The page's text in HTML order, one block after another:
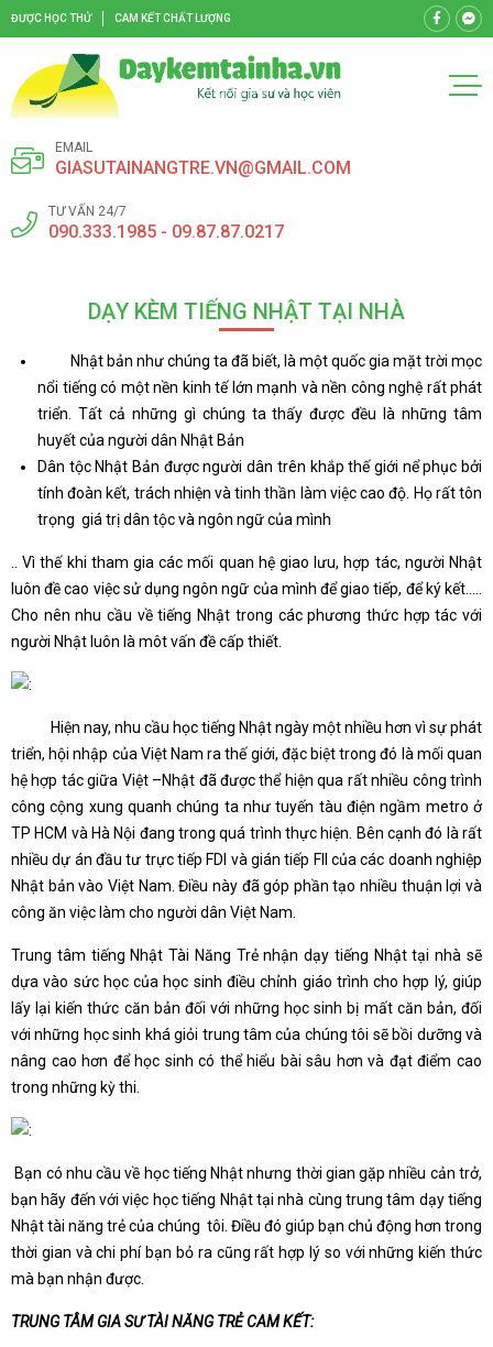
ĐƯỢC HỌC THỬ CAM KẾT CHẤT LƯỢNG
EMAIL
GIASUTAINANGTRE.VN@GMAIL.COM
TƯ VẤN 24/7
090.333.1985 - 09.87.87.0217
DẠY KÈM TIẾNG NHẬT TẠI NHÀ
Nhật bản như chúng ta đã biết, là một quốc gia mặt trời mọc
nổi tiếng có một nền kinh tế lớn mạnh và nền công nghệ rất phát
triển. Tất cả những gì chúng ta thấy được đều là những tâm
huyết của người dân Nhật Bản
Dân tộc Nhật Bản được người dân trên khắp thế giới nể phục bởi
tính đoàn kết, trách nhiện và tinh thần làm việc cao độ. Họ rất tôn
trọng giá trị dân tộc và ngôn ngữ của mình
.. Vì thế khi tham gia các mối quan hệ giao lưu, hợp tác, người Nhật
luôn đề cao việc sử dụng ngôn ngữ của mình để giao tiếp, để ký kết…..
Cho nên nhu cầu về tiếng Nhật trong các phương thức hợp tác với
người Nhật luôn là môt vấn đề cấp thiết.
Hiện nay, nhu cầu học tiếng Nhật ngày một nhiều hơn vì sự phát
triển, hội nhập của Việt Nam ra thế giới, đặc biệt trong đó là mối quan
hệ hợp tác giữa Việt –Nhật đã được thể hiện qua rất nhiều công trình
công cộng xung quanh chúng ta như tuyến tàu điện ngầm metro ở
TP HCM và Hà Nội đang trong quá trình thực hiện. Bên cạnh đó là rất
nhiều dự án đầu tư trực tiếp FDI và gián tiếp FII của các doanh nghiệp
Nhật bản vào Việt Nam. Điều này đã góp phần tạo nhiều thuận lợi và
công ăn việc làm cho người dân Việt Nam.
Trung tâm tiếng Nhật Tài Năng Trẻ nhận dạy tiếng Nhật tại nhà sẽ
dựa vào sức học của học sinh điều chỉnh giáo trình cho hợp lý, giúp
lấy lại kiến thức căn bản đối với những học sinh bị mất căn bản, đối
với những học sinh khá giỏi trung tâm của chúng tôi sẽ bồi dưỡng và
nâng cao hơn để học sinh có thể hiểu bài sâu hơn và đạt điểm cao
trong những kỳ thi.
Bạn có nhu cầu về học tiếng Nhật nhưng thời gian gặp nhiều cản trở,
bạn hãy đến với việc học tiếng Nhật tại nhà cùng trung tâm dạy tiếng
Nhật tài năng trẻ của chúng tôi. Điều đó giúp bạn chủ động hơn trong
thời gian và chi phí bạn bỏ ra cũng rất hợp lý so với những kiến thức
mà bạn nhận được.
TRUNG TÂM GIA SƯ TÀI NĂNG TRẺ CAM KẾT: